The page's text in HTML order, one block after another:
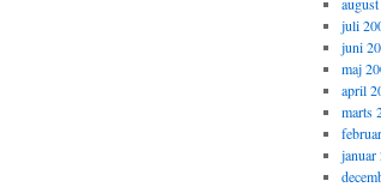
juli
juni
maj
april
marts
januar